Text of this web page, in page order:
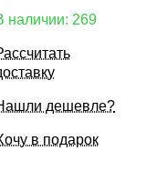
наличии: 269
дешевле?
в подарок